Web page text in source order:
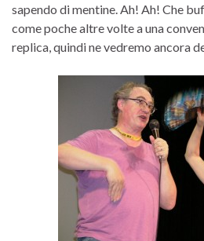
sapendo di mentine. Ah! Ah! Che
come poche altre volte a una
replica, quindi ne vedremo ancora